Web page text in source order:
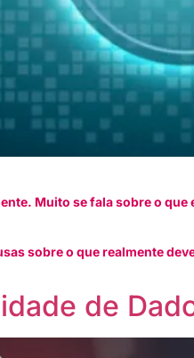
Muito se fala sobre o
sobre o que realmente
de